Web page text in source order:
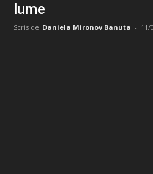
lume
Scris de Daniela Mironov Banuta - 11/